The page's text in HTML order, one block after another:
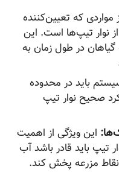
مواردی که تعیین‌کننده
نوار تیپ‌ها است. این
در طول زمان به
باید در محدوده
صحیح نوار تیپ
این ویژگی از اهمیت
تیپ باید قادر باشد آب
مزرعه پخش کند.